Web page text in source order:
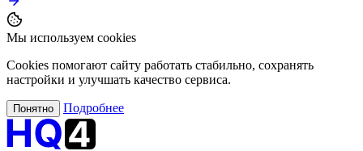
Мы используем cookies
Cookies помогают сайту работать стабильно, сохранять
настройки и улучшать качество сервиса.
Понятно Подробнее